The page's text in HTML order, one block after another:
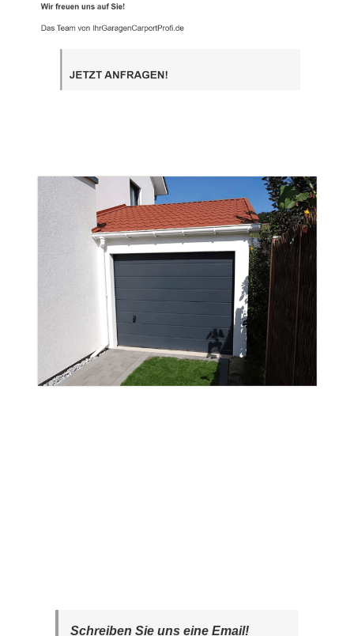
Schreiben Sie uns eine Email!